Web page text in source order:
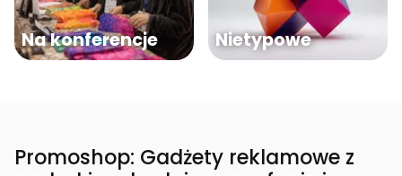
Na konferencje Nietypowe
Promoshop: Gadżety reklamowe z